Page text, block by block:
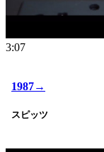
3:07
1987→
スピッツ